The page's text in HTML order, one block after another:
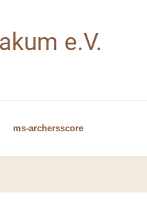
e.V.
ms-archersscore